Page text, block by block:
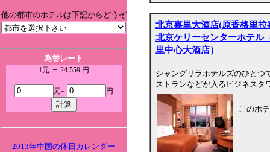
他の都市のホテルは下記からどうぞ
為替レート
1元 ＝ 24.559 円
元= 円
2013年中国の休日カレンダー
北京嘉里大酒店(原香格里
北京ケリーセンターホテル
里中心大酒店）
シャングリラホテルズのひとつ
ストランなどが入るビジネスタ
このホ